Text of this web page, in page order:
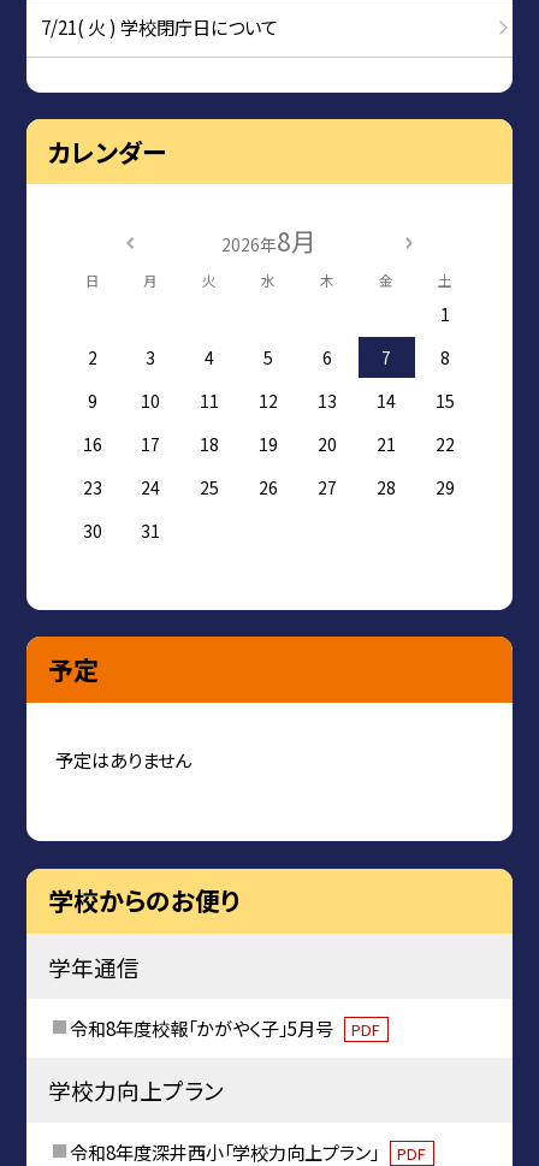
7/21( 火 ) 学校閉庁日について
カレンダー
2026年8月
日 月 火 水 木 金 土
1
2
3 4 5 6 7
8
9
10 11 12 13 14
15
16
17 18 19 20 21
22
23
24 25 26 27 28
29
30
31
予定
予定はありません
学校からのお便り
学年通信
令和8年度校報「かがやく子」5月号 PDF
学校力向上プラン
令和8年度深井西小「学校力向上プラン」 PDF